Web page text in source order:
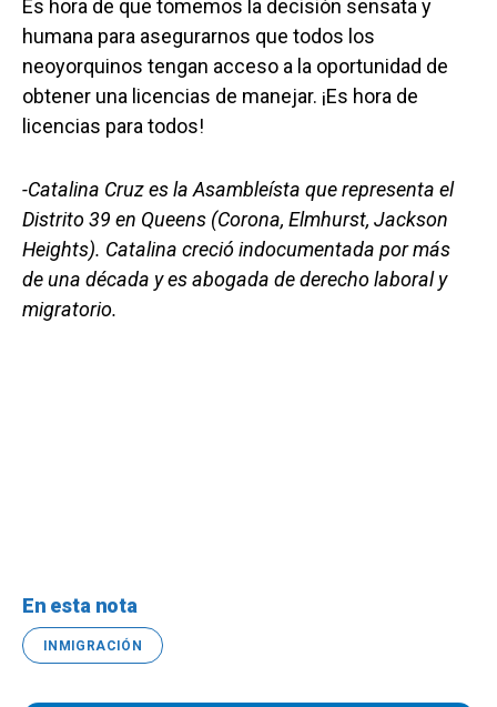
Es hora de que tomemos la decisión sensata y
humana para asegurarnos que todos los
neoyorquinos tengan acceso a la oportunidad de
obtener una licencias de manejar. ¡Es hora de
licencias para todos!
-Catalina Cruz es la Asambleísta que representa el
Distrito 39 en Queens (Corona, Elmhurst, Jackson
Heights). Catalina creció indocumentada por más
de una década y es abogada de derecho laboral y
migratorio.
En esta nota
INMIGRACIÓN